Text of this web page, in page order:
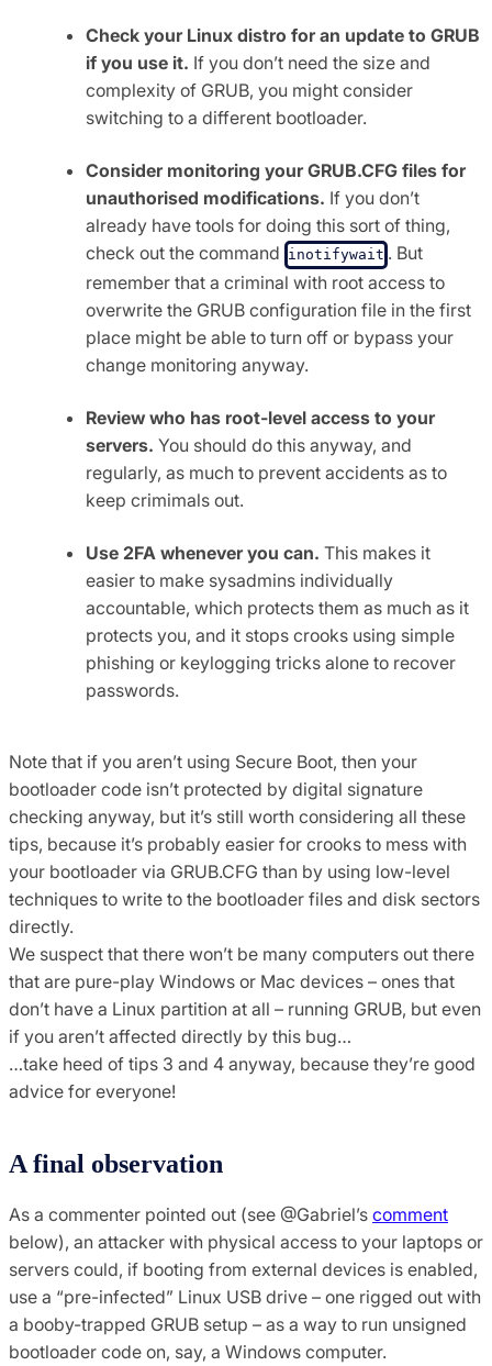
Check your Linux distro for an update to GRUB
if you use it. If you don’t need the size and
complexity of GRUB, you might consider
switching to a different bootloader.
Consider monitoring your GRUB.CFG files for
unauthorised modifications. If you don’t
already have tools for doing this sort of thing,
check out the command inotifywait . But
remember that a criminal with root access to
overwrite the GRUB configuration file in the first
place might be able to turn off or bypass your
change monitoring anyway.
Review who has root-level access to your
servers. You should do this anyway, and
regularly, as much to prevent accidents as to
keep crimimals out.
Use 2FA whenever you can. This makes it
easier to make sysadmins individually
accountable, which protects them as much as it
protects you, and it stops crooks using simple
phishing or keylogging tricks alone to recover
passwords.
Note that if you aren’t using Secure Boot, then your
bootloader code isn’t protected by digital signature
checking anyway, but it’s still worth considering all these
tips, because it’s probably easier for crooks to mess with
your bootloader via GRUB.CFG than by using low-level
techniques to write to the bootloader files and disk sectors
directly.
We suspect that there won’t be many computers out there
that are pure-play Windows or Mac devices – ones that
don’t have a Linux partition at all – running GRUB, but even
if you aren’t affected directly by this bug…
…take heed of tips 3 and 4 anyway, because they’re good
advice for everyone!
A final observation
As a commenter pointed out (see @Gabriel’s comment
below), an attacker with physical access to your laptops or
servers could, if booting from external devices is enabled,
use a “pre-infected” Linux USB drive – one rigged out with
a booby-trapped GRUB setup – as a way to run unsigned
bootloader code on, say, a Windows computer.